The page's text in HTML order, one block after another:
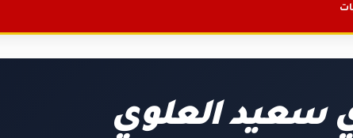
سعيد العلوي